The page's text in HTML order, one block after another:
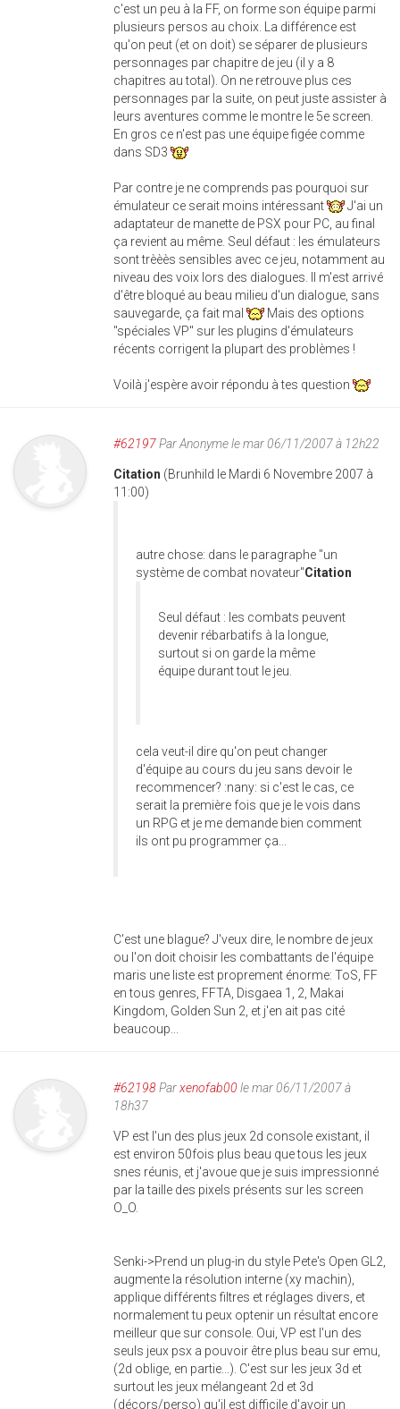
c'est un peu à la FF, on forme son équipe parmi
plusieurs persos au choix. La différence est
qu'on peut (et on doit) se séparer de plusieurs
personnages par chapitre de jeu (il y a 8
chapitres au total). On ne retrouve plus ces
personnages par la suite, on peut juste assister à
leurs aventures comme le montre le 5e screen.
En gros ce n'est pas une équipe figée comme
dans SD3
Par contre je ne comprends pas pourquoi sur
émulateur ce serait moins intéressant
J'ai un
adaptateur de manette de PSX pour PC, au final
ça revient au même. Seul défaut : les émulateurs
sont trèèès sensibles avec ce jeu, notamment au
niveau des voix lors des dialogues. Il m'est arrivé
d'être bloqué au beau milieu d'un dialogue, sans
sauvegarde, ça fait mal
Mais des options
"spéciales VP" sur les plugins d'émulateurs
récents corrigent la plupart des problèmes !
Voilà j'espère avoir répondu à tes question
#62197ParAnonymele mar 06/11/2007 à 12h22
Citation (Brunhild le Mardi 6 Novembre 2007 à
11:00)
autre chose: dans le paragraphe "un
système de combat novateur"Citation
Seul défaut : les combats peuvent
devenir rébarbatifs à la longue,
surtout si on garde la même
équipe durant tout le jeu.
cela veut-il dire qu'on peut changer
d'équipe au cours du jeu sans devoir le
recommencer? :nany: si c'est le cas, ce
serait la première fois que je le vois dans
un RPG et je me demande bien comment
ils ont pu programmer ça...
C'est une blague? J'veux dire, le nombre de jeux
ou l'on doit choisir les combattants de l'équipe
maris une liste est proprement énorme: ToS, FF
en tous genres, FFTA, Disgaea 1, 2, Makai
Kingdom, Golden Sun 2, et j'en ait pas cité
beaucoup...
#62198Parxenofab00 le mar 06/11/2007 à
18h37
VP est l'un des plus jeux 2d console existant, il
est environ 50fois plus beau que tous les jeux
snes réunis, et j'avoue que je suis impressionné
par la taille des pixels présents sur les screen
O_O.
Senki->Prend un plug-in du style Pete's Open GL2,
augmente la résolution interne (xy machin),
applique différents filtres et réglages divers, et
normalement tu peux optenir un résultat encore
meilleur que sur console. Oui, VP est l'un des
seuls jeux psx a pouvoir être plus beau sur emu,
(2d oblige, en partie...). C'est sur les jeux 3d et
surtout les jeux mélangeant 2d et 3d
(décors/perso) qu'il est difficile d'avoir un